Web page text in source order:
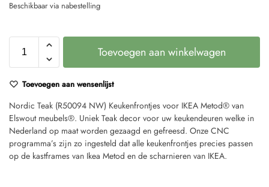
Beschikbaar via nabestelling
Toevoegen aan winkelwagen
Toevoegen aan wensenlijst
Nordic Teak (R50094 NW) Keukenfrontjes voor IKEA Metod® van
Elswout meubels®. Uniek Teak decor voor uw keukendeuren welke in
Nederland op maat worden gezaagd en gefreesd. Onze CNC
programma’s zijn zo ingesteld dat alle keukenfrontjes precies passen
op de kastframes van Ikea Metod en de scharnieren van IKEA.